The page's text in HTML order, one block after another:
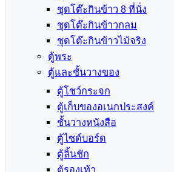
ชุดโต๊ะกินข้าว 8 ที่นั่ง
ชุดโต๊ะกินข้าวกลม
ชุดโต๊ะกินข้าวไม้จริง
ตู้พระ
ตู้และชั้นวางของ
ตู้โชว์กระจก
ตู้เก็บของอเนกประสงค์
ชั้นวางหนังสือ
ตู้ไซด์บอร์ด
ตู้ลิ้นชัก